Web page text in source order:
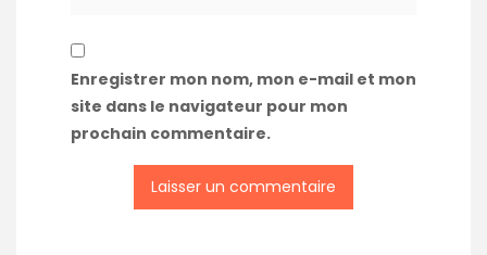
Enregistrer mon nom, mon e-mail et mon
site dans le navigateur pour mon
prochain commentaire.